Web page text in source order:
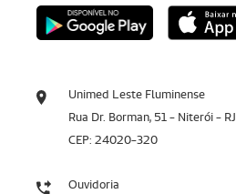
Unimed Leste Fluminense
Rua Dr. Borman, 51 - Niterói - RJ
CEP: 24020-320
Ouvidoria